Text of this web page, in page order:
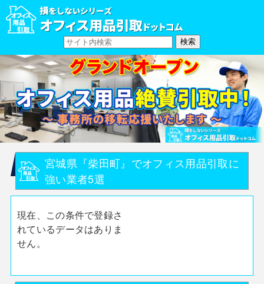
宮城県『柴田町』でオフィス用品引取に
強い業者5選
現在、この条件で登録さ
れているデータはありま
せん。